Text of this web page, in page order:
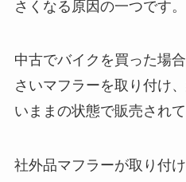
さくなる原因の一つです。
中古でバイクを買った場
さいマフラーを取り付け
いままの状態で販売され
社外品マフラーが取り付